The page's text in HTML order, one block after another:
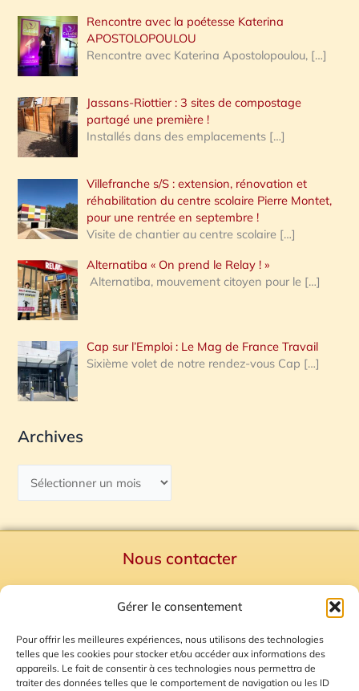
Gérer le consentement
Pour offrir les meilleures expériences, nous utilisons des technologies
telles que les cookies pour stocker et/ou accéder aux informations des
appareils. Le fait de consentir à ces technologies nous permettra de
traiter des données telles que le comportement de navigation ou les ID
Rencontre avec la poétesse Katerina
APOSTOLOPOULOU
Rencontre avec Katerina Apostolopoulou, […]
Jassans-Riottier : 3 sites de compostage
partagé une première !
Installés dans des emplacements […]
Villefranche s/S : extension, rénovation et
réhabilitation du centre scolaire Pierre Montet,
pour une rentrée en septembre !
Visite de chantier au centre scolaire […]
Alternatiba « On prend le Relay ! »
Alternatiba, mouvement citoyen pour le […]
Cap sur l’Emploi : Le Mag de France Travail
Sixième volet de notre rendez-vous Cap […]
Archives
Nous contacter
Mentions Légales
Plan du site
Gestion des Cookies